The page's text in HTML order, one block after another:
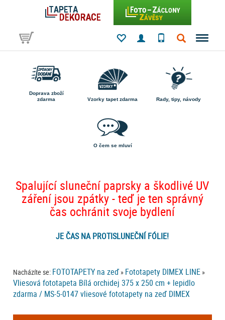
Doprava zboží
zdarma
Vzorky tapet zdarma Rady, tipy, návody
O čem se mluví
Spalující sluneční paprsky a škodlivé UV
záření jsou zpátky - teď je ten správný
čas ochránit svoje bydlení
JE ČAS NA PROTISLUNEČNÍ FÓLIE!
Nacházíte se: FOTOTAPETY na zeď » Fototapety DIMEX LINE »
Vliesová fototapeta Bílá orchidej 375 x 250 cm + lepidlo
zdarma / MS-5-0147 vliesové fototapety na zeď DIMEX